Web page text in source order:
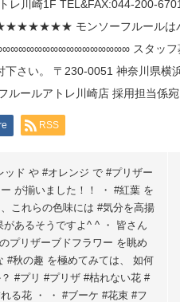
RSS
ッド や #オレンジ で #プリザー
が揃いました！！ ・ #紅葉 を
これらの色味には #気分を高揚
があるそうですよ^ ^ ・ 皆さん
プリザーブドフラワー を眺め
#秋の趣 を極めてみては、 如何
#プリ #プリザ #枯れない花 #
る花 ・ ・ #ブーケ #花束 #フ